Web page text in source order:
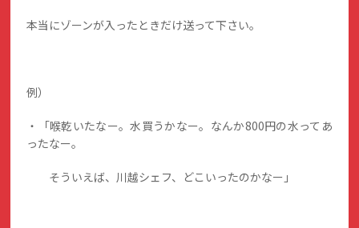
本当にゾーンが入ったときだけ送って下さい。
例）
・「喉乾いたなー。水買うかなー。なんか800円の水ってあ
ったなー。
そういえば、川越シェフ、どこいったのかなー」